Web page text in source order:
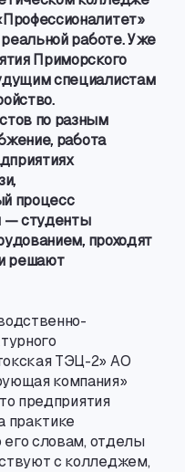
работе. Уже
Приморского
специалистам
по разным
, работа
,
процесс
— студенты
, проходят
решают
ТЭЦ-2» АО
компания»
предприятия
практике
его словам, отделы
с колледжем,